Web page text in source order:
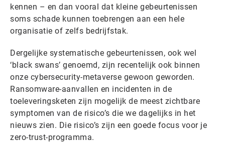
kennen – en dan vooral dat kleine gebeurtenissen
soms schade kunnen toebrengen aan een hele
organisatie of zelfs bedrijfstak.
Dergelijke systematische gebeurtenissen, ook wel
‘black swans’ genoemd, zijn recentelijk ook binnen
onze cybersecurity-metaverse gewoon geworden.
Ransomware-aanvallen en incidenten in de
toeleveringsketen zijn mogelijk de meest zichtbare
symptomen van de risico’s die we dagelijks in het
nieuws zien. Die risico’s zijn een goede focus voor je
zero-trust-programma.